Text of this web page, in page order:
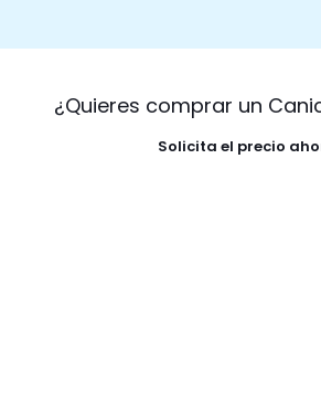
¿Quieres comprar un
Solicita el precio